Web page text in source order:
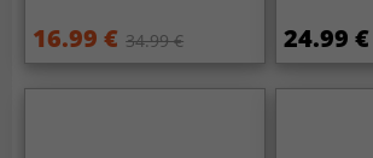
16.99 € 34.99 € 24.99 €